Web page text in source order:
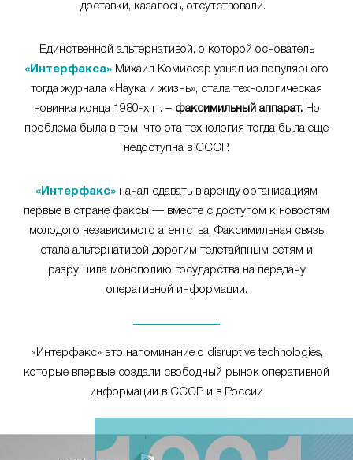
доставки, казалось, отсутствовали.
Единственной альтернативой, о которой основатель
«Интерфакса» Михаил Комиссар узнал из популярного
тогда журнала «Наука и жизнь», стала технологическая
новинка конца 1980-х гг. – факсимильный аппарат.Но
проблема была в том, что эта технология тогда была еще
недоступна в СССР.
«Интерфакс» начал сдавать в аренду организациям
первые в стране факсы — вместе с доступом к новостям
молодого независимого агентства. Факсимильная связь
стала альтернативой дорогим телетайпным сетям и
разрушила монополию государства на передачу
оперативной информации.
«Интерфакс» это напоминание о disruptive technologies,
которые впервые создали свободный рынок оперативной
информации в СССР и в России